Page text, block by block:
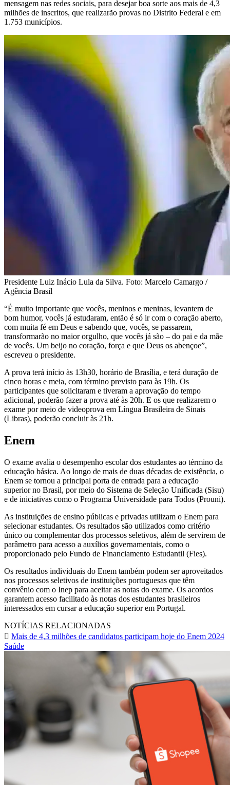
mensagem nas redes sociais, para desejar boa sorte aos mais de 4,3
milhões de inscritos, que realizarão provas no Distrito Federal e em
1.753 municípios.
Presidente Luiz Inácio Lula da Silva. Foto: Marcelo Camargo /
Agência Brasil
“É muito importante que vocês, meninos e meninas, levantem de
bom humor, vocês já estudaram, então é só ir com o coração aberto,
com muita fé em Deus e sabendo que, vocês, se passarem,
transformarão no maior orgulho, que vocês já são – do pai e da mãe
de vocês. Um beijo no coração, força e que Deus os abençoe”,
escreveu o presidente.
A prova terá início às 13h30, horário de Brasília, e terá duração de
cinco horas e meia, com término previsto para às 19h. Os
participantes que solicitaram e tiveram a aprovação do tempo
adicional, poderão fazer a prova até às 20h. E os que realizarem o
exame por meio de videoprova em Língua Brasileira de Sinais
(Libras), poderão concluir às 21h.
Enem
O exame avalia o desempenho escolar dos estudantes ao término da
educação básica. Ao longo de mais de duas décadas de existência, o
Enem se tornou a principal porta de entrada para a educação
superior no Brasil, por meio do Sistema de Seleção Unificada (Sisu)
e de iniciativas como o Programa Universidade para Todos (Prouni).
As instituições de ensino públicas e privadas utilizam o Enem para
selecionar estudantes. Os resultados são utilizados como critério
único ou complementar dos processos seletivos, além de servirem de
parâmetro para acesso a auxílios governamentais, como o
proporcionado pelo Fundo de Financiamento Estudantil (Fies).
Os resultados individuais do Enem também podem ser aproveitados
nos processos seletivos de instituições portuguesas que têm
convênio com o Inep para aceitar as notas do exame. Os acordos
garantem acesso facilitado às notas dos estudantes brasileiros
interessados em cursar a educação superior em Portugal.
NOTÍCIAS RELACIONADAS
Mais de 4,3 milhões de candidatos participam hoje do Enem 2024
Saúde